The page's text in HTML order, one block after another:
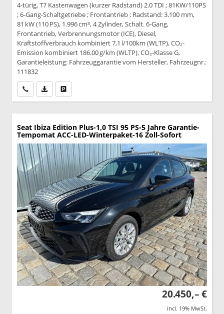
4-türig, T7 Kastenwagen (kurzer Radstand) 2.0 TDI ; 81KW/110PS
; 6-Gang-Schaltgetriebe ; Frontantrieb ; Radstand: 3.100 mm,
81 kW (110 PS), 1.996 cm³, 4 Zylinder, Schalt. 6-Gang,
Frontantrieb, Verbrennungsmotor (ICE), Diesel,
Kraftstoffverbrauch kombiniert 7,1 l/100km (WLTP), CO₂-
Emission kombiniert 186.00 g/km (WLTP), CO₂-Klasse G,
Garantieleistung: Fahrzeuggarantie vom Hersteller, Fahrzeugnr.:
111832
Wir rufen Sie anPDF-Datei, Fahrzeugexposé drucken
Seat Ibiza Edition Plus-1,0 TSI 95 PS-5 Jahre Garantie-
Tempomat ACC-LED-Winterpaket-16 Zoll-Sofort
20.450,– €
incl. 19% MwSt.